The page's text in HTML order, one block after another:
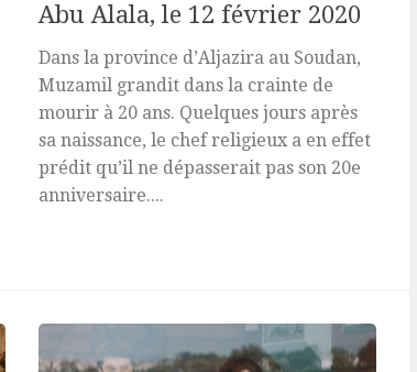
Abu Alala, le 12 février 2020
Dans la province d’Aljazira au Soudan,
Muzamil grandit dans la crainte de
mourir à 20 ans. Quelques jours après
sa naissance, le chef religieux a en effet
prédit qu’il ne dépasserait pas son 20e
anniversaire....